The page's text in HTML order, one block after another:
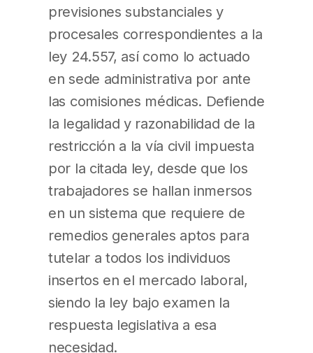
previsiones substanciales y
procesales correspondientes a la
ley 24.557, así como lo actuado
en sede administrativa por ante
las comisiones médicas. Defiende
la legalidad y razonabilidad de la
restricción a la vía civil impuesta
por la citada ley, desde que los
trabajadores se hallan inmersos
en un sistema que requiere de
remedios generales aptos para
tutelar a todos los individuos
insertos en el mercado laboral,
siendo la ley bajo examen la
respuesta legislativa a esa
necesidad.